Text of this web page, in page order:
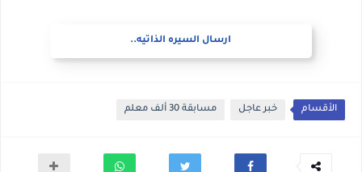
ارسال السيره الذاتيه..
الأقسام خبر عاجل مسابقة 30 ألف معلم